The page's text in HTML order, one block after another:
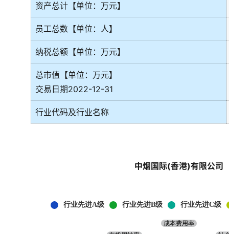
资产总计【单位：万元】
员工总数【单位：人】
纳税总额【单位：万元】
总市值【单位：万元】
交易日期2022-12-31
行业代码及行业名称
中烟国际(香港)有限公司